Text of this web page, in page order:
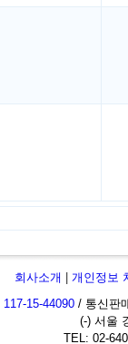
회사소개
개인정보
117-15-44090/ 통신판
(-) 서울
TEL: 02-